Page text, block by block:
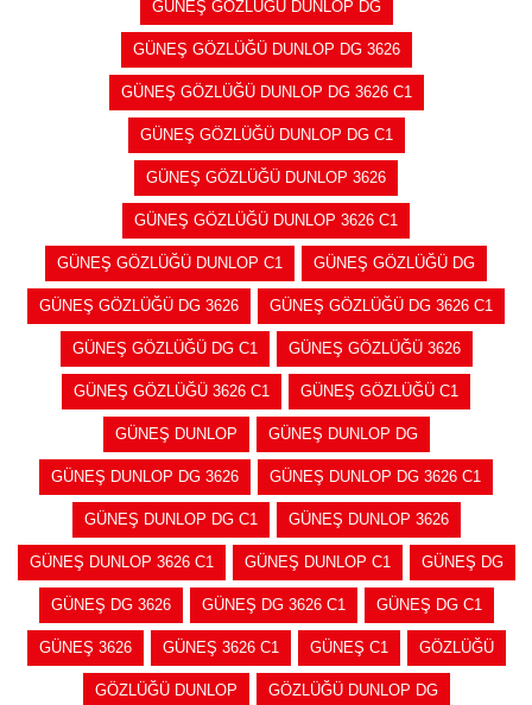
GÜNEŞ GÖZLÜĞÜ DUNLOP DG
GÜNEŞ GÖZLÜĞÜ DUNLOP DG 3626
GÜNEŞ GÖZLÜĞÜ DUNLOP DG 3626 C1
GÜNEŞ GÖZLÜĞÜ DUNLOP DG C1
GÜNEŞ GÖZLÜĞÜ DUNLOP 3626
GÜNEŞ GÖZLÜĞÜ DUNLOP 3626 C1
GÜNEŞ GÖZLÜĞÜ DUNLOP C1 GÜNEŞ GÖZLÜĞÜ DG
GÜNEŞ GÖZLÜĞÜ DG 3626 GÜNEŞ GÖZLÜĞÜ DG 3626 C1
GÜNEŞ GÖZLÜĞÜ DG C1 GÜNEŞ GÖZLÜĞÜ 3626
GÜNEŞ GÖZLÜĞÜ 3626 C1 GÜNEŞ GÖZLÜĞÜ C1
GÜNEŞ DUNLOP GÜNEŞ DUNLOP DG
GÜNEŞ DUNLOP DG 3626 GÜNEŞ DUNLOP DG 3626 C1
GÜNEŞ DUNLOP DG C1 GÜNEŞ DUNLOP 3626
GÜNEŞ DUNLOP 3626 C1 GÜNEŞ DUNLOP C1 GÜNEŞ DG
GÜNEŞ DG 3626 GÜNEŞ DG 3626 C1 GÜNEŞ DG C1
GÜNEŞ 3626 GÜNEŞ 3626 C1 GÜNEŞ C1 GÖZLÜĞÜ
GÖZLÜĞÜ DUNLOP GÖZLÜĞÜ DUNLOP DG